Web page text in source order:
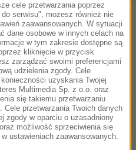
/Ed
(feat. Ed Sheeran)
cele przetwarzania poprzez
serwisu", możesz również nie
zaawansowanych. W sytuacji
dane osobowe w innych celach na
w tym zakresie dostępne są
kliknięcie w przycisk
zarządzać swoimi preferencjami
udzielenia zgody. Cele
uzyskania Twojej
Multimedia Sp. z o.o. oraz
się takiemu przetwarzaniu
. Cele przetwarzania Twoich danych
zgody w oparciu o uzasadniony
oraz możliwość sprzeciwienia się
ustawieniach zaawansowanych.